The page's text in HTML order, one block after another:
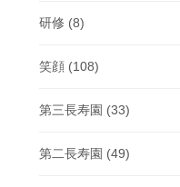
研修 (8)
笑顔(108)
第三長寿園 (33)
第二長寿園 (49)